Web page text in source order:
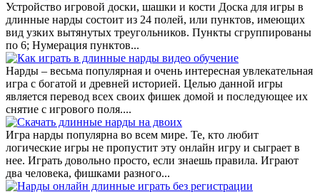
Устройство игровой доски, шашки и кости Доска для игры в
длинные нарды состоит из 24 полей, или пунктов, имеющих
вид узких вытянутых треугольников. Пункты сгруппированы
по 6; Нумерация пунктов...
Нарды – весьма популярная и очень интересная увлекательная
игра с богатой и древней историей. Целью данной игры
является перевод всех своих фишек домой и последующее их
снятие с игрового поля....
Игра нарды популярна во всем мире. Те, кто любит
логические игры не пропустит эту онлайн игру и сыграет в
нее. Играть довольно просто, если знаешь правила. Играют
два человека, фишками разного...